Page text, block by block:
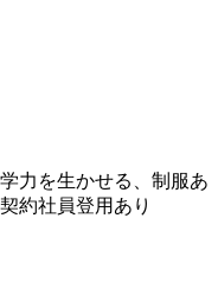
力を生かせる、制服あ
約社員登用あり